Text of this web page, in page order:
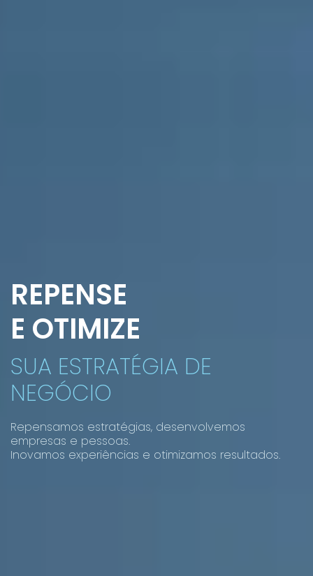
REPENSE
E OTIMIZE
SUA ESTRATÉGIA DE
NEGÓCIO
Repensamos estratégias, desenvolvemos
empresas e pessoas.
Inovamos experiências e otimizamos resultados.